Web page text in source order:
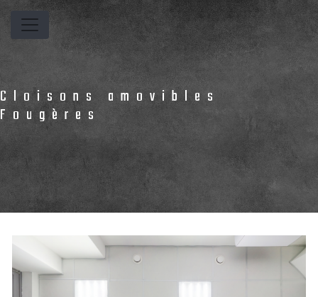
Panneau de gestion des cookies
Cloisons amovibles
Fougères